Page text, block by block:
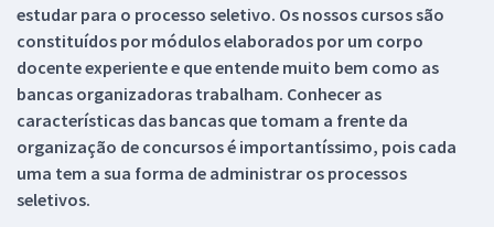
estudar para o processo seletivo. Os nossos cursos são
constituídos por módulos elaborados por um corpo
docente experiente e que entende muito bem como as
bancas organizadoras trabalham. Conhecer as
características das bancas que tomam a frente da
organização de concursos é importantíssimo, pois cada
uma tem a sua forma de administrar os processos
seletivos.